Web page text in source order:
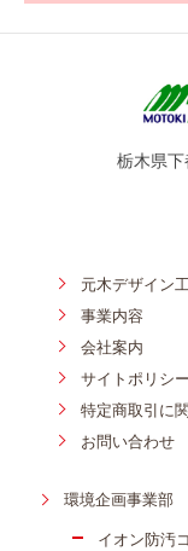
栃木県
元木デザイン
事業内容
会社案内
サイトポリシー
特定商取引に
お問い合わせ
環境企画事業部
イオン防汚